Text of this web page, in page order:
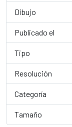
Dibujo
Publicado el
Tipo
Resolución
Categoría
Tamaño